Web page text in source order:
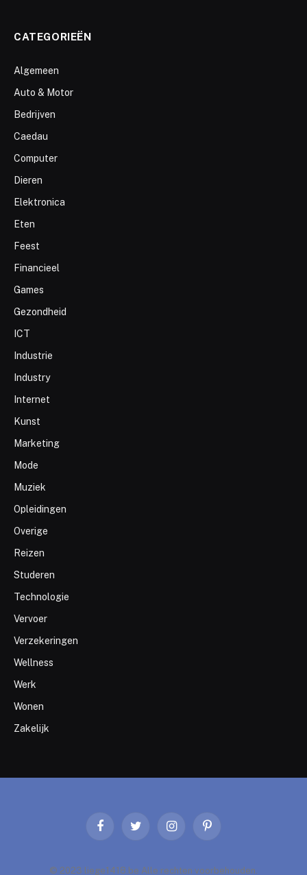
CATEGORIEËN
Algemeen
Auto & Motor
Bedrijven
Caedau
Computer
Dieren
Elektronica
Eten
Feest
Financieel
Games
Gezondheid
ICT
Industrie
Industry
Internet
Kunst
Marketing
Mode
Muziek
Opleidingen
Overige
Reizen
Studeren
Technologie
Vervoer
Verzekeringen
Wellness
Werk
Wonen
Zakelijk
FacebookTwitter InstagramPinterest
© 2023 liege1418.be Alle rechten voorbehouden.